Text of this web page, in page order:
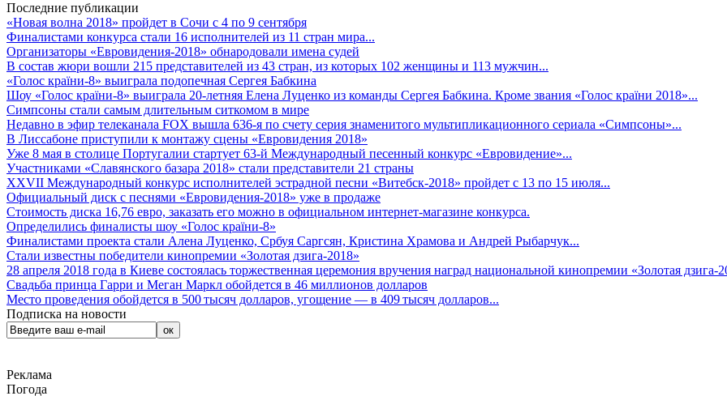
Последние публикации
«Новая волна 2018» пройдет в Сочи с 4 по 9 сентября
Финалистами конкурса стали 16 исполнителей из 11 стран мира...
Организаторы «Евровидения-2018» обнародовали имена судей
В состав жюри вошли 215 представителей из 43 стран, из которых 102 женщины и 113 мужчин...
«Голос країни-8» выиграла подопечная Сергея Бабкина
Шоу «Голос країни-8» выиграла 20-летняя Елена Луценко из команды Сергея Бабкина. Кроме звания «Голос країни 2018»...
Симпсоны стали самым длительным ситкомом в мире
Недавно в эфир телеканала FOX вышла 636-я по счету серия знаменитого мультипликационного сериала «Симпсоны»...
В Лиссабоне приступили к монтажу сцены «Евровидения 2018»
Уже 8 мая в столице Португалии стартует 63-й Международный песенный конкурс «Евровидение»...
Участниками «Славянского базара 2018» стали представители 21 страны
XXVII Международный конкурс исполнителей эстрадной песни «Витебск-2018» пройдет с 13 по 15 июля...
Официальный диск с песнями «Евровидения-2018» уже в продаже
Стоимость диска 16,76 евро, заказать его можно в официальном интернет-магазине конкурса.
Определились финалисты шоу «Голос країни-8»
Финалистами проекта стали Алена Луценко, Србуя Саргсян, Кристина Храмова и Андрей Рыбарчук...
Стали известны победители кинопремии «Золотая дзига-2018»
28 апреля 2018 года в Киеве состоялась торжественная церемония вручения наград национальной кинопремии «Золотая дзига-
Свадьба принца Гарри и Меган Маркл обойдется в 46 миллионов долларов
Место проведения обойдется в 500 тысяч долларов, угощение — в 409 тысяч долларов...
Подписка на новости
Реклама
Погода